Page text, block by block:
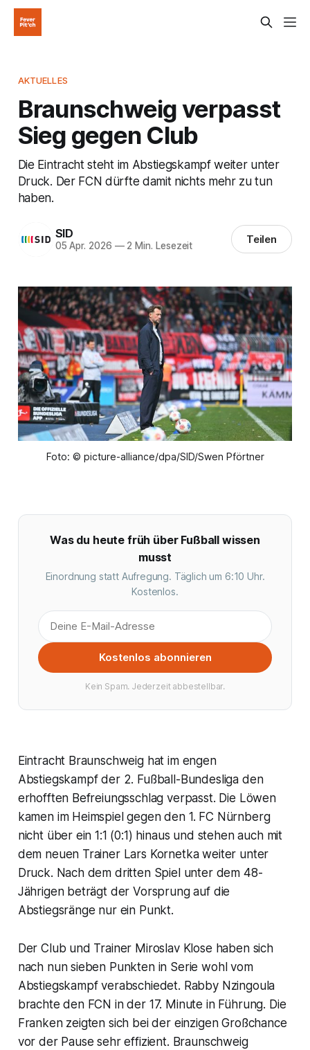
AKTUELLES
Braunschweig verpasst
Sieg gegen Club
Die Eintracht steht im Abstiegskampf weiter unter
Druck. Der FCN dürfte damit nichts mehr zu tun
haben.
SID
05 Apr. 2026 —2 Min. Lesezeit Teilen
Foto: © picture-alliance/dpa/SID/Swen Pförtner
Was du heute früh über Fußball wissen
musst
Einordnung statt Aufregung. Täglich um 6:10 Uhr.
Kostenlos.
Kostenlos abonnieren
Kein Spam. Jederzeit abbestellbar.
Eintracht Braunschweig hat im engen
Abstiegskampf der 2. Fußball-Bundesliga den
erhofften Befreiungsschlag verpasst. Die Löwen
kamen im Heimspiel gegen den 1. FC Nürnberg
nicht über ein 1:1 (0:1) hinaus und stehen auch mit
dem neuen Trainer Lars Kornetka weiter unter
Druck. Nach dem dritten Spiel unter dem 48-
Jährigen beträgt der Vorsprung auf die
Abstiegsränge nur ein Punkt.
Der Club und Trainer Miroslav Klose haben sich
nach nun sieben Punkten in Serie wohl vom
Abstiegskampf verabschiedet. Rabby Nzingoula
brachte den FCN in der 17. Minute in Führung. Die
Franken zeigten sich bei der einzigen Großchance
vor der Pause sehr effizient. Braunschweig